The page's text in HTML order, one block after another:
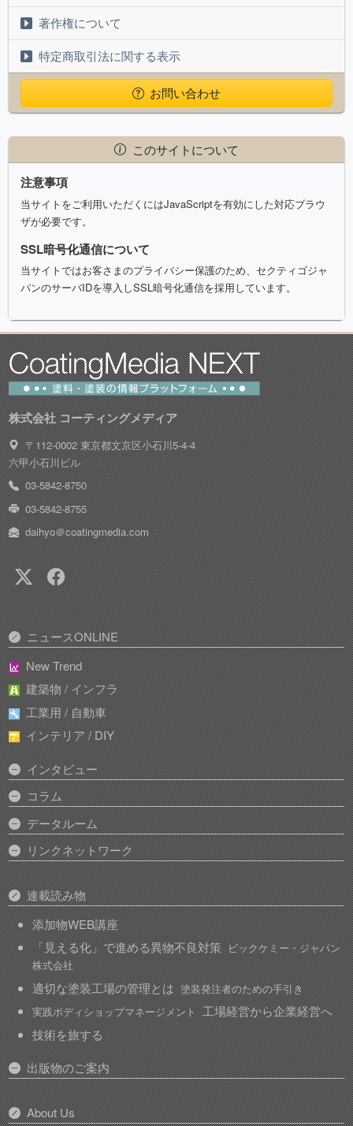
著作権について
特定商取引法に関する表示
お問い合わせ
このサイトについて
注意事項
当サイトをご利用いただくにはJavaScriptを有効にした対応ブラウ
ザが必要です。
SSL暗号化通信について
当サイトではお客さまのプライバシー保護のため、セクティゴジャ
パンのサーバIDを導入しSSL暗号化通信を採用しています。
株式会社 コーティングメディア
〒112-0002 東京都文京区小石川5-4-4
六甲小石川ビル
03-5842-8750
03-5842-8755
daihyo＠coatingmedia.com
ニュースONLINE
New Trend
建築物 / インフラ
工業用 / 自動車
インテリア / DIY
インタビュー
コラム
データルーム
リンクネットワーク
連載読み物
添加物WEB講座
「見える化」で進める異物不良対策 ビックケミー・ジャパン
株式会社
適切な塗装工場の管理とは 塗装発注者のための手引き
実践ボディショップマネージメント 工場経営から企業経営へ
技術を旅する
出版物のご案内
About Us